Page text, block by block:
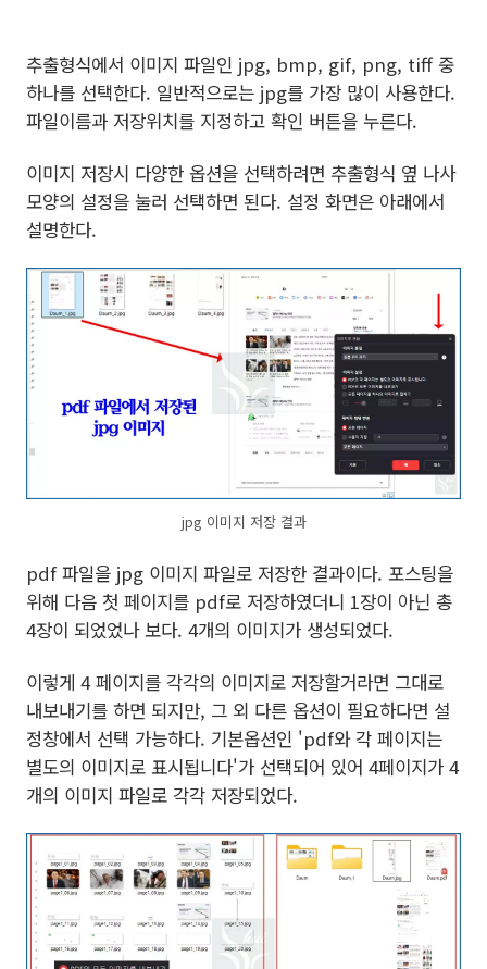
추출형식에서 이미지 파일인 jpg, bmp, gif, png, tiff 중
하나를 선택한다. 일반적으로는 jpg를 가장 많이 사용한다.
파일이름과 저장위치를 지정하고 확인 버튼을 누른다.
이미지 저장시 다양한 옵션을 선택하려면 추출형식 옆 나사
모양의 설정을 눌러 선택하면 된다. 설정 화면은 아래에서
설명한다.
jpg 이미지 저장 결과
pdf 파일을 jpg 이미지 파일로 저장한 결과이다. 포스팅을
위해 다음 첫 페이지를 pdf로 저장하였더니 1장이 아닌 총
4장이 되었었나 보다. 4개의 이미지가 생성되었다.
이렇게 4 페이지를 각각의 이미지로 저장할거라면 그대로
내보내기를 하면 되지만, 그 외 다른 옵션이 필요하다면 설
정창에서 선택 가능하다. 기본옵션인 'pdf와 각 페이지는
별도의 이미지로 표시됩니다'가 선택되어 있어 4페이지가 4
개의 이미지 파일로 각각 저장되었다.